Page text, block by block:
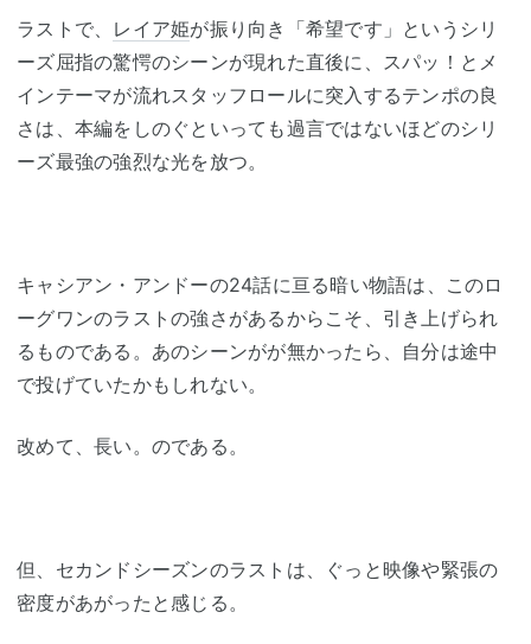
ラストで、 レイア姫が振り向き「希望です」というシリ
ーズ屈指の驚愕のシーンが現れた直後に、スパッ！とメ
インテーマが流れスタッフロールに突入するテンポの良
さは、本編をしのぐといっても過言ではないほどのシリ
ーズ最強の強烈な光を放つ。
キャシアン・アンドーの24話に亘る暗い物語は、このロ
ーグワンのラストの強さがあるからこそ、引き上げられ
るものである。あのシーンがが無かったら、自分は途中
で投げていたかもしれない。
改めて、長い。のである。
但、セカンドシーズンのラストは、ぐっと映像や緊張の
密度があがったと感じる。